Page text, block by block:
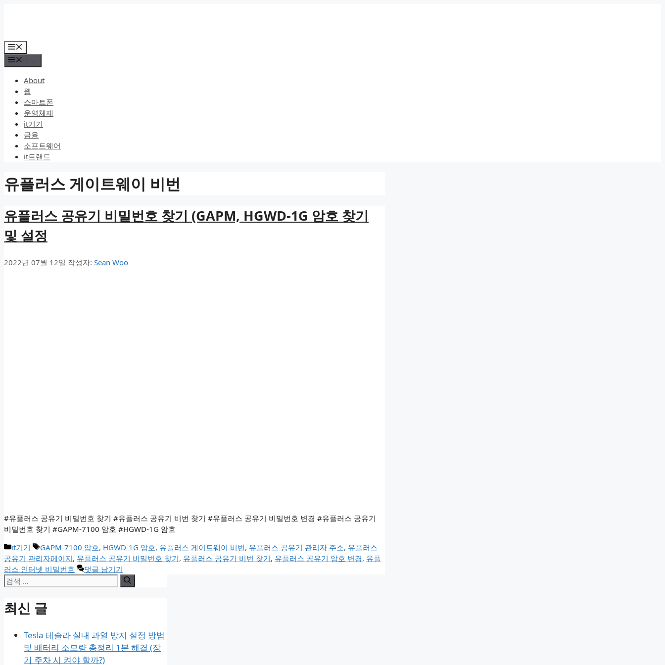
로
건
너
뉴
About
웹
스마트폰
운영체제
it기기
금융
소프트웨어
it트랜드
유플러스 게이트웨이 비번
유플러스 공유기 비밀번호 찾기 (GAPM, HGWD-1G 암호 찾기
및 설정
2022년 07월 12일 작성자: Sean Woo
#유플러스 공유기 비밀번호 찾기 #유플러스 공유기 비번 찾기 #유플러스 공유기 비밀번호 변경 #유플러스 공유기
비밀번호 찾기 #GAPM-7100 암호 #HGWD-1G 암호
카
테
고
리
it기기
태
그
GAPM-7100 암호, HGWD-1G 암호, 유플러스 게이트웨이 비번, 유플러스 공유기 관리자 주소, 유플러스
공유기 관리자페이지, 유플러스 공유기 비밀번호 찾기, 유플러스 공유기 비번 찾기, 유플러스 공유기 암호 변경, 유플
러스 인터넷 비밀번호
댓글 남기기
검
최신 글
Tesla 테슬라 실내 과열 방지 설정 방법
및 배터리 소모량 총정리 1분 해결 (장
기 주차 시 켜야 할까?)